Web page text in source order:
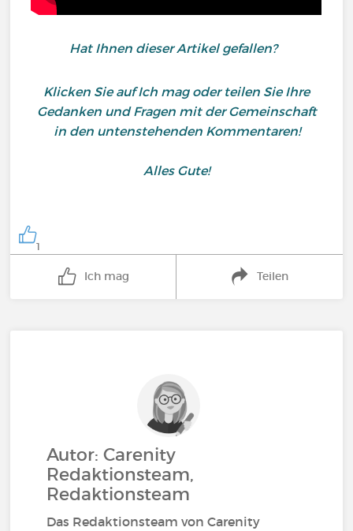
Hat Ihnen dieser Artikel gefallen?
Klicken Sie auf Ich mag oder teilen Sie Ihre
Gedanken und Fragen mit der Gemeinschaft
in den untenstehenden Kommentaren!
Alles Gute!
1
Ich mag Teilen
Autor: Carenity
Redaktionsteam,
Redaktionsteam
Das Redaktionsteam von Carenity